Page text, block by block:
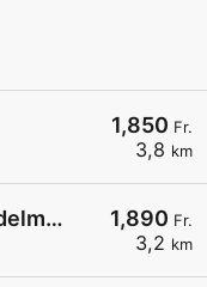
1,850 Fr.
3,8 km
1,890 Fr.
3,2 km
Flamol Tankstelle Roman Stadelmann